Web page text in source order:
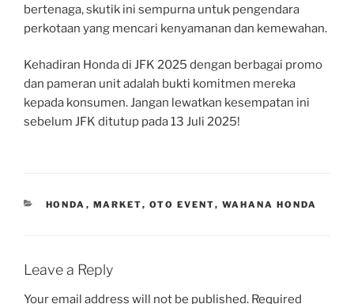
bertenaga, skutik ini sempurna untuk pengendara
perkotaan yang mencari kenyamanan dan kemewahan.
Kehadiran Honda di JFK 2025 dengan berbagai promo
dan pameran unit adalah bukti komitmen mereka
kepada konsumen. Jangan lewatkan kesempatan ini
sebelum JFK ditutup pada 13 Juli 2025!
CATEGORIES
HONDA , MARKET, OTO EVENT, WAHANA HONDA
Leave a Reply
Your email address will not be published. Required